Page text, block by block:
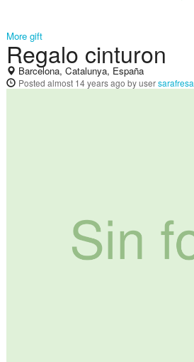
More gift
Regalo cinturon
Barcelona, Catalunya, España
Posted almost 14 years ago by usersarafresa